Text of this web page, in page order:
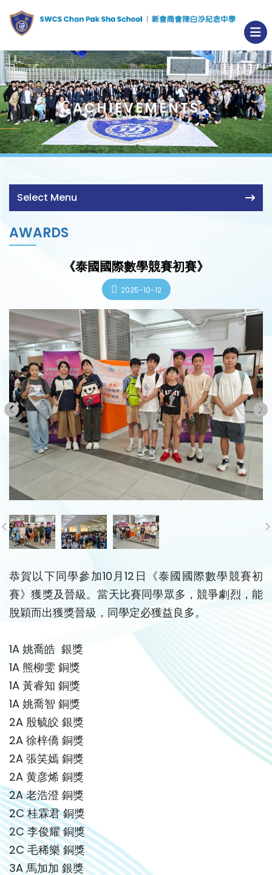
ACHIEVEMENTS
Select Menu
AWARDS
《泰國國際數學競賽初賽》
2025-10-12
恭賀以下同學參加10月12日《泰國國際數學競賽初
賽》獲獎及晉級。當天比賽同學眾多，競爭劇烈，能
脫穎而出獲獎晉級，同學定必獲益良多。
1A 姚喬皓 銀獎
1A 熊柳雯 銅獎
1A 黃睿知 銅獎
1A 姚喬智 銅獎
2A 殷毓皎 銀獎
2A 徐梓僑 銅獎
2A 張笑嫣 銅獎
2A 黄彦烯 銅獎
2A 老浩澄 銅獎
2C 桂霖君 銅獎
2C 李俊耀 銅獎
2C 毛稀樂 銅獎
3A 馬加加 銀獎